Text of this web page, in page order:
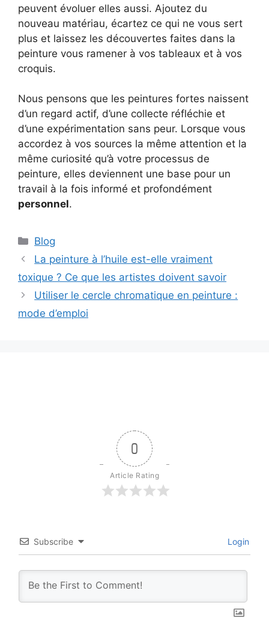
peuvent évoluer elles aussi. Ajoutez du
nouveau matériau, écartez ce qui ne vous sert
plus et laissez les découvertes faites dans la
peinture vous ramener à vos tableaux et à vos
croquis.
Nous pensons que les peintures fortes naissent
d’un regard actif, d’une collecte réfléchie et
d’une expérimentation sans peur. Lorsque vous
accordez à vos sources la même attention et la
même curiosité qu’à votre processus de
peinture, elles deviennent une base pour un
travail à la fois informé et profondément
personnel.
Catégories
Blog
La peinture à l’huile est-elle vraiment
toxique ? Ce que les artistes doivent savoir
Utiliser le cercle chromatique en peinture :
mode d’emploi
0
Article Rating
Subscribe Login